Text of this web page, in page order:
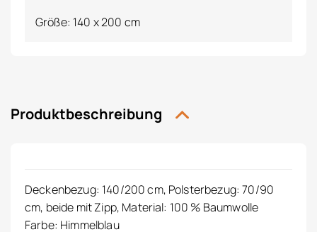
Größe: 140 x 200 cm
Produktbeschreibung
Deckenbezug: 140/200 cm, Polsterbezug: 70/90
cm, beide mit Zipp, Material: 100 % Baumwolle
Farbe: Himmelblau